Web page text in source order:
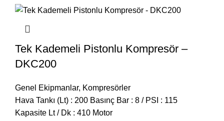
Tek Kademeli Pistonlu Kompresör –
DKC200
Genel Ekipmanlar, Kompresörler
Hava Tankı (Lt) : 200 Basınç Bar : 8 / PSI : 115
Kapasite Lt / Dk : 410 Motor